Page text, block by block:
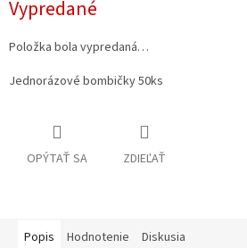
cena:
Vypredané
Položka bola vypredaná…
Jednorázové bombičky 50ks
OPÝTAŤ SA ZDIEĽAŤ
Popis Hodnotenie Diskusia